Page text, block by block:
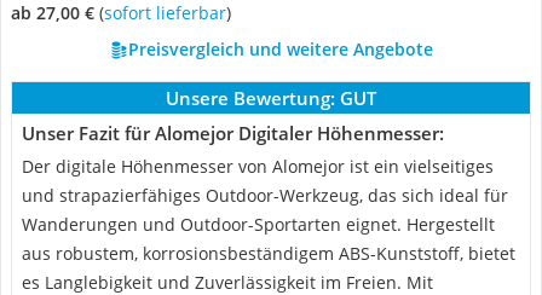
ab 27,00 € ( Sofort lieferbar)
Preisvergleich und weitere Angebote
Unsere Bewertung: GUT
Unser Fazit für Alomejor Digitaler Höhenmesser:
Der digitale Höhenmesser von Alomejor ist ein vielseitiges
und strapazierfähiges Outdoor-Werkzeug, das sich ideal für
Wanderungen und Outdoor-Sportarten eignet. Hergestellt
aus robustem, korrosionsbeständigem ABS-Kunststoff, bietet
es Langlebigkeit und Zuverlässigkeit im Freien. Mit